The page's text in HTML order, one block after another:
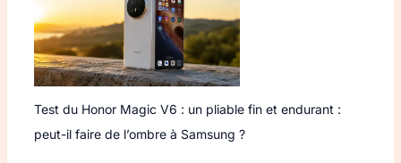
Test du Honor Magic V6 : un pliable fin et endurant :
peut-il faire de l’ombre à Samsung ?